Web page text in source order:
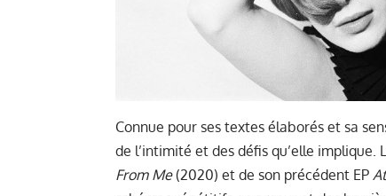
Connue pour ses textes élaborés et sa
de l’intimité et des défis qu’elle implique.
From Me(2020) et de son précédent EP